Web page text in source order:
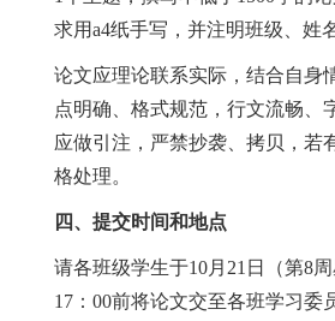
求用a4纸手写，并注明班级、姓
论文应理论联系实际，结合自身
点明确、格式规范，行文流畅、
应做引注，严禁抄袭、拷贝，若
格处理。
四、提交时间和地点
请各班级学生于10月21日（第8
17：00前将论文交至各班学习委